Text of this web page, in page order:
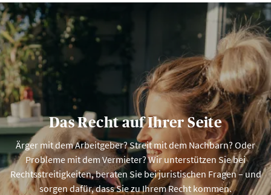
Das Recht auf Ihrer Seite
Ärger mit dem Arbeitgeber? Streit mit dem Nachbarn? Oder
Probleme mit dem Vermieter? Wir unterstützen Sie bei
Rechtsstreitigkeiten, beraten Sie bei juristischen Fragen – und
sorgen dafür, dass Sie zu Ihrem Recht kommen.